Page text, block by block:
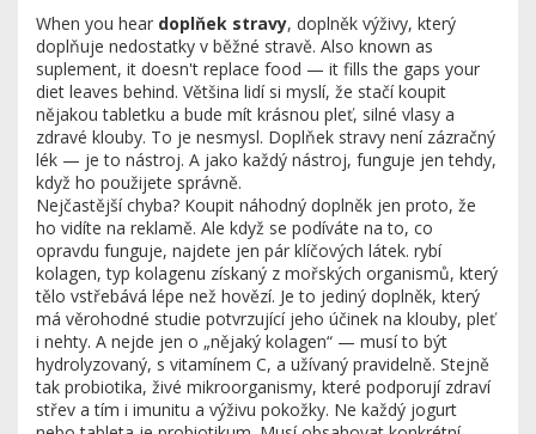
When you hear doplňek stravy, doplněk výživy, který
doplňuje nedostatky v běžné stravě. Also known as
suplement, it doesn't replace food — it fills the gaps your
diet leaves behind. Většina lidí si myslí, že stačí koupit
nějakou tabletku a bude mít krásnou pleť, silné vlasy a
zdravé klouby. To je nesmysl. Doplňek stravy není zázračný
lék — je to nástroj. A jako každý nástroj, funguje jen tehdy,
když ho použijete správně.
Nejčastější chyba? Koupit náhodný doplněk jen proto, že
ho vidíte na reklamě. Ale když se podíváte na to, co
opravdu funguje, najdete jen pár klíčových látek. rybí
kolagen,typ kolagenu získaný z mořských organismů, který
tělo vstřebává lépe než hovězí. Je to jediný doplněk, který
má věrohodné studie potvrzující jeho účinek na klouby, pleť
i nehty. A nejde jen o „nějaký kolagen“ — musí to být
hydrolyzovaný, s vitamínem C, a užívaný pravidelně. Stejně
tak probiotika, živé mikroorganismy, které podporují zdraví
střev a tím i imunitu a výživu pokožky. Ne každý jogurt